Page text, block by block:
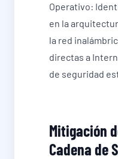
Operativo:
en la
la red
directas a
de seguridad
Mitigación
Cadena de